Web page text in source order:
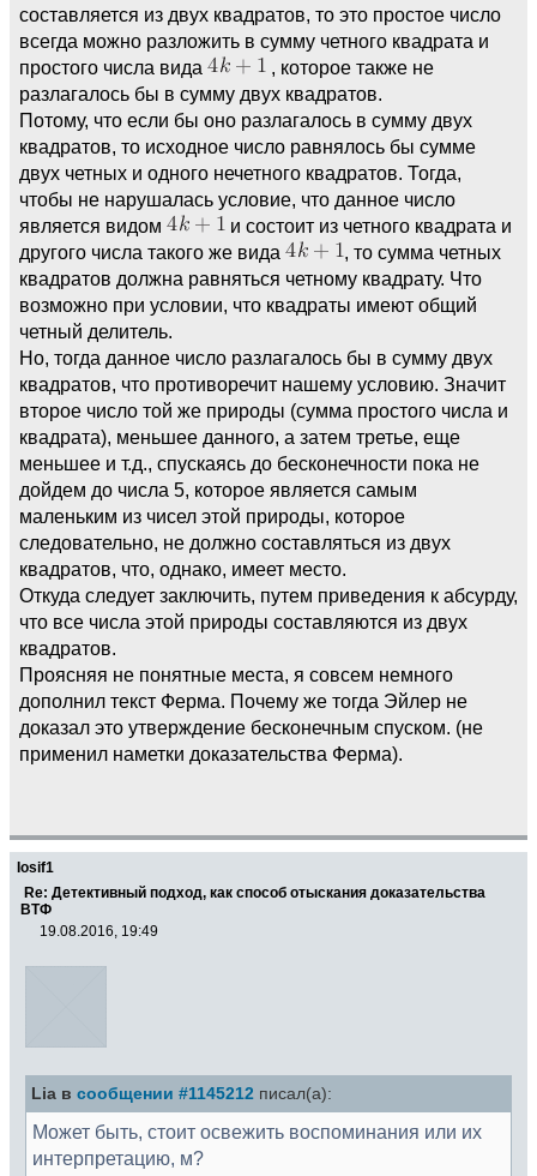
составляется из двух квадратов, то это простое число
всегда можно разложить в сумму четного квадрата и
простого числа вида
, которое также не
разлагалось бы в сумму двух квадратов.
Потому, что если бы оно разлагалось в сумму двух
квадратов, то исходное число равнялось бы сумме
двух четных и одного нечетного квадратов. Тогда,
чтобы не нарушалась условие, что данное число
является видом
и состоит из четного квадрата и
другого числа такого же вида
, то сумма четных
квадратов должна равняться четному квадрату. Что
возможно при условии, что квадраты имеют общий
четный делитель.
Но, тогда данное число разлагалось бы в сумму двух
квадратов, что противоречит нашему условию. Значит
второе число той же природы (сумма простого числа и
квадрата), меньшее данного, а затем третье, еще
меньшее и т.д., спускаясь до бесконечности пока не
дойдем до числа 5, которое является самым
маленьким из чисел этой природы, которое
следовательно, не должно составляться из двух
квадратов, что, однако, имеет место.
Откуда следует заключить, путем приведения к абсурду,
что все числа этой природы составляются из двух
квадратов.
Проясняя не понятные места, я совсем немного
дополнил текст Ферма. Почему же тогда Эйлер не
доказал это утверждение бесконечным спуском. (не
применил наметки доказательства Ферма).
Iosif1
Re: Детективный подход, как способ отыскания доказательства
ВТФ
19.08.2016, 19:49
Lia в сообщении #1145212 писал(а):
Может быть, стоит освежить воспоминания или их
интерпретацию, м?